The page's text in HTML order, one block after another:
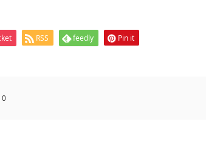
RSS feedly Pin it
0